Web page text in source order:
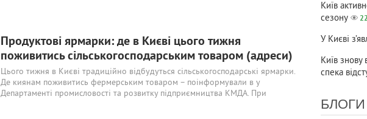
Продуктові ярмарки: де в Києві цього тижня
поживитись сільськогосподарським товаром (адреси)
Цього тижня в Києві традиційно відбудуться сільськогосподарські ярмарки.
Де киянам поживитись фермерським товаром – поінформували в у
Департаменті промисловості та розвитку підприємництва КМДА. При
Київ
сезону
У Києві
Київ знову
спека
БЛОГИ